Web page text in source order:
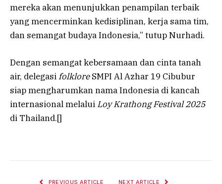
mereka akan menunjukkan penampilan terbaik
yang mencerminkan kedisiplinan, kerja sama tim,
dan semangat budaya Indonesia,” tutup Nurhadi.
Dengan semangat kebersamaan dan cinta tanah
air, delegasifolkloreSMPI Al Azhar 19 Cibubur
siap mengharumkan nama Indonesia di kancah
internasional melalui Loy Krathong Festival 2025
di Thailand.[]
PREVIOUS ARTICLE NEXT ARTICLE